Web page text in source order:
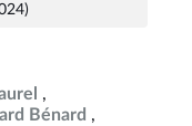
Bénard